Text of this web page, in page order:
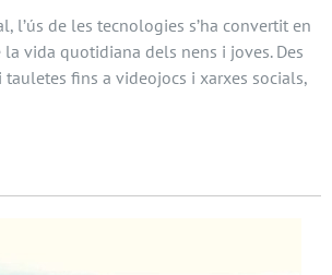
l’ús de les tecnologies s’ha convertit en
vida quotidiana dels nens i joves. Des
fins a videojocs i xarxes socials,